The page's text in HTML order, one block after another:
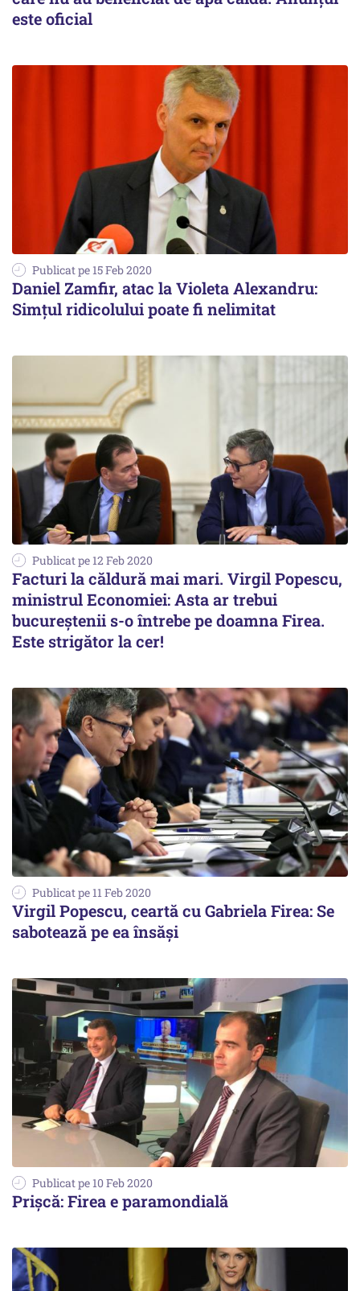
este oficial
Publicat pe 15 Feb 2020
Daniel Zamfir, atac la Violeta Alexandru:
Simţul ridicolului poate fi nelimitat
Publicat pe 12 Feb 2020
Facturi la căldură mai mari. Virgil Popescu,
ministrul Economiei: Asta ar trebui
bucureștenii s-o întrebe pe doamna Firea.
Este strigător la cer!
Publicat pe 11 Feb 2020
Virgil Popescu, ceartă cu Gabriela Firea: Se
sabotează pe ea însăși
Publicat pe 10 Feb 2020
Prișcă: Firea e paramondială